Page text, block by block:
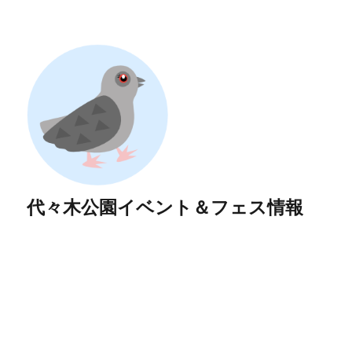
代々木公園イベント＆フェス情報